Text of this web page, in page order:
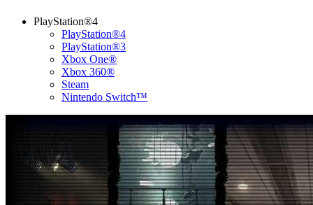
PlayStation®4
PlayStation®4
PlayStation®3
Xbox One®
Xbox 360®
Steam
Nintendo Switch™